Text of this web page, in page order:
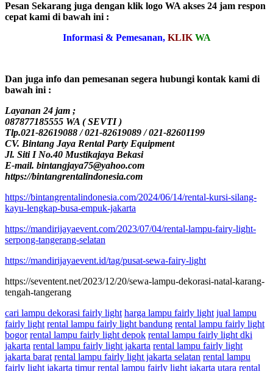
Pesan Sekarang juga dengan klik logo WA akses 24 jam respon
cepat kami di bawah ini :
Informasi & Pemesanan, KLIK WA
Dan juga info dan pemesanan segera hubungi kontak kami di
bawah ini :
Layanan 24 jam ;
087877185555 WA ( SEVTI )
Tlp.021-82619088 / 021-82619089 / 021-82601199
CV. Bintang Jaya Rental Party Equipment
Jl. Siti I No.40 Mustikajaya Bekasi
E-mail. bintangjaya75@yahoo.com
https://bintangrentalindonesia.com
https://bintangrentalindonesia.com/2024/06/14/rental-kursi-silang-
kayu-lengkap-busa-empuk-jakarta
https://mandirijayaevent.com/2023/07/04/rental-lampu-fairy-light-
serpong-tangerang-selatan
https://mandirijayaevent.id/tag/pusat-sewa-fairy-light
https://seventent.net/2023/12/20/sewa-lampu-dekorasi-natal-karang-
tengah-tangerang
cari lampu dekorasi fairly light harga lampu fairly light jual lampu
fairly light rental lampu fairly light bandung rental lampu fairly light
bogor rental lampu fairly light depok rental lampu fairly light dki
jakarta rental lampu fairly light jakarta rental lampu fairly light
jakarta barat rental lampu fairly light jakarta selatan rental lampu
fairly light jakarta timur rental lampu fairly light jakarta utara rental